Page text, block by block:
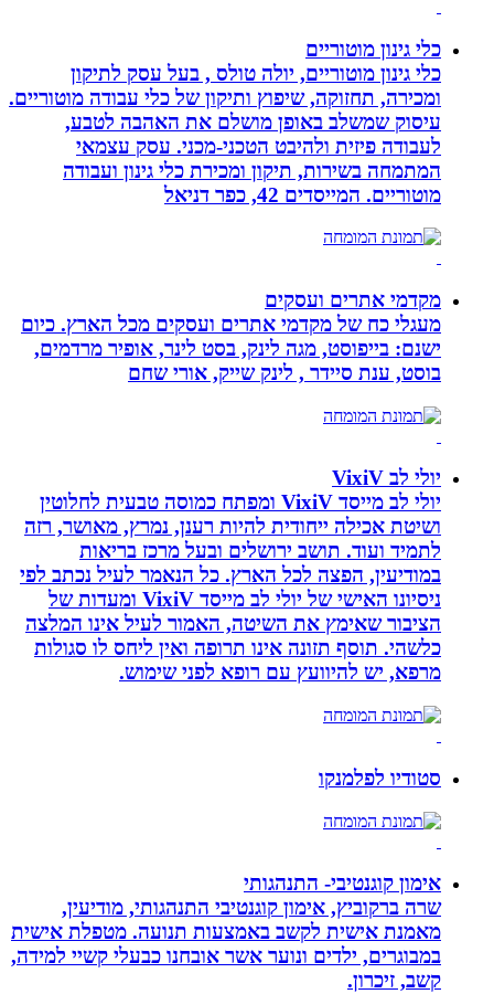
כלי גינון מוטוריים
כלי גינון מוטוריים, יולה טולס , בעל עסק לתיקון
ומכירה, תחזוקה, שיפוץ ותיקון של כלי עבודה מוטוריים.
עיסוק שמשלב באופן מושלם את האהבה לטבע,
לעבודה פיזית ולהיבט הטכני-מכני. עסק עצמאי
המתמחה בשירות, תיקון ומכירת כלי גינון ועבודה
מוטוריים. המייסדים 42, כפר דניאל
מקדמי אתרים ועסקים
מעגלי כח של מקדמי אתרים ועסקים מכל הארץ. כיום
ישנם: בייפוסט, מגה לינק, בסט לינר, אופיר מרדמים,
בוסט, ענת סיידר , לינק שייק, אורי שחם
יולי לב VixiV
יולי לב מייסד VixiV ומפתח כמוסה טבעית לחלוטין
ושיטת אכילה ייחודית להיות רענן, נמרץ, מאושר, רזה
לתמיד ועוד. תושב ירושלים ובעל מרכז בריאות
במודיעין, הפצה לכל הארץ. כל הנאמר לעיל נכתב לפי
ניסיונו האישי של יולי לב מייסד VixiV ומעדות של
הציבור שאימץ את השיטה, האמור לעיל אינו המלצה
כלשהי. תוסף תזונה אינו תרופה ואין ליחס לו סגולות
מרפא, יש להיוועץ עם רופא לפני שימוש.
סטודיו לפלמנקו
אימון קוגנטיבי- התנהגותי
שרה ברקוביץ, אימון קוגנטיבי התנהגותי, מודיעין,
מאמנת אישית לקשב באמצעות תנועה. מטפלת אישית
במבוגרים, ילדים ונוער אשר אובחנו כבעלי קשיי למידה,
קשב, זיכרון.